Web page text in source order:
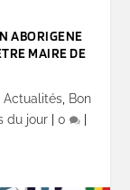
ABORIGENE
MAIRE DE
Actualités, Bon
du jour| 0 |